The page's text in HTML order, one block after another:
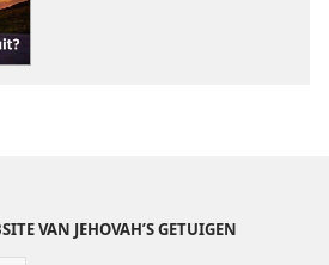
VAN JEHOVAH’S GETUIGEN